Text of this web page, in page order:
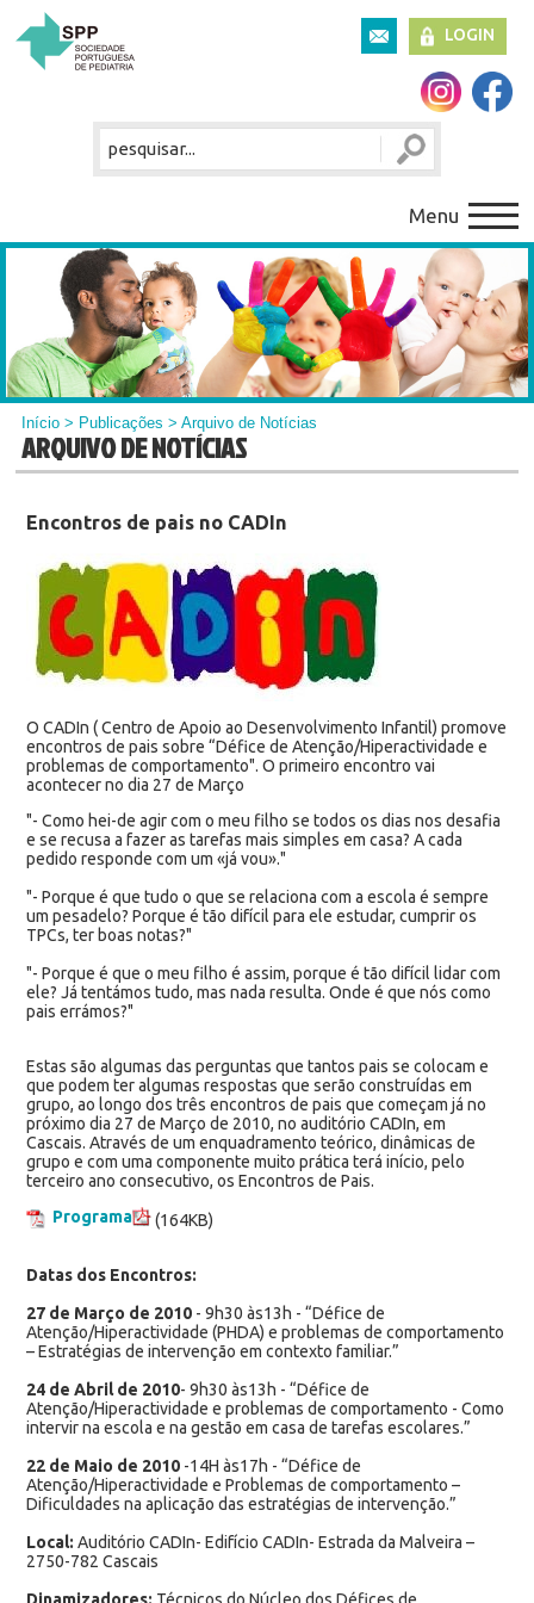
LOGIN
Menu
Início > Publicações > Arquivo de Notícias
ARQUIVO DE NOTÍCIAS
Encontros de pais no CADIn
O CADIn ( Centro de Apoio ao Desenvolvimento Infantil) promove
encontros de pais sobre “Défice de Atenção/Hiperactividade e
problemas de comportamento". O primeiro encontro vai
acontecer no dia 27 de Março
"- Como hei-de agir com o meu filho se todos os dias nos desafia
e se recusa a fazer as tarefas mais simples em casa? A cada
pedido responde com um «já vou»."
"- Porque é que tudo o que se relaciona com a escola é sempre
um pesadelo? Porque é tão difícil para ele estudar, cumprir os
TPCs, ter boas notas?"
"- Porque é que o meu filho é assim, porque é tão difícil lidar com
ele? Já tentámos tudo, mas nada resulta. Onde é que nós como
pais errámos?"
Estas são algumas das perguntas que tantos pais se colocam e
que podem ter algumas respostas que serão construídas em
grupo, ao longo dos três encontros de pais que começam já no
próximo dia 27 de Março de 2010, no auditório CADIn, em
Cascais. Através de um enquadramento teórico, dinâmicas de
grupo e com uma componente muito prática terá início, pelo
terceiro ano consecutivo, os Encontros de Pais.
Programa
(164KB)
Datas dos Encontros:
27 de Março de 2010- 9h30 às13h - “Défice de
Atenção/Hiperactividade (PHDA) e problemas de comportamento
– Estratégias de intervenção em contexto familiar.”
24 de Abril de 2010- 9h30 às13h - “Défice de
Atenção/Hiperactividade e problemas de comportamento - Como
intervir na escola e na gestão em casa de tarefas escolares.”
22 de Maio de 2010-14H às17h - “Défice de
Atenção/Hiperactividade e Problemas de comportamento –
Dificuldades na aplicação das estratégias de intervenção.”
Local: Auditório CADIn- Edifício CADIn- Estrada da Malveira –
2750-782 Cascais
Dinamizadores: Técnicos do Núcleo dos Défices de